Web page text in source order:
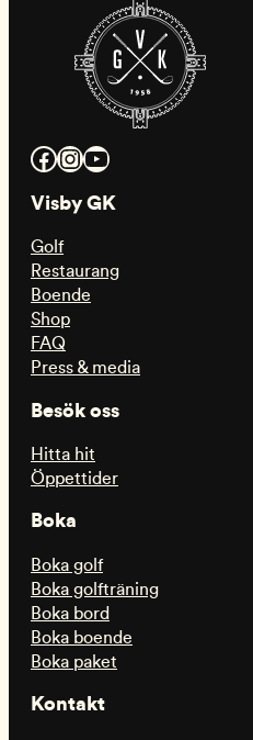
Facebook InstagramYouTube
Visby GK
Golf
Restaurang
Boende
Shop
FAQ
Press & media
Besök oss
Hitta hit
Öppettider
Boka
Boka golf
Boka golfträning
Boka bord
Boka boende
Boka paket
Kontakt